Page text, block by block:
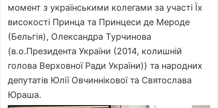
момент з українськими колегами за участі Їх
високості Принца та Принцеси де Мероде
(Бельгія), Олександра Турчинова
(в.о.Президента України (2014, колишній
голова Верховної Ради України)) та народних
депутатів Юлії Овчиннікової та Святослава
Юраша.